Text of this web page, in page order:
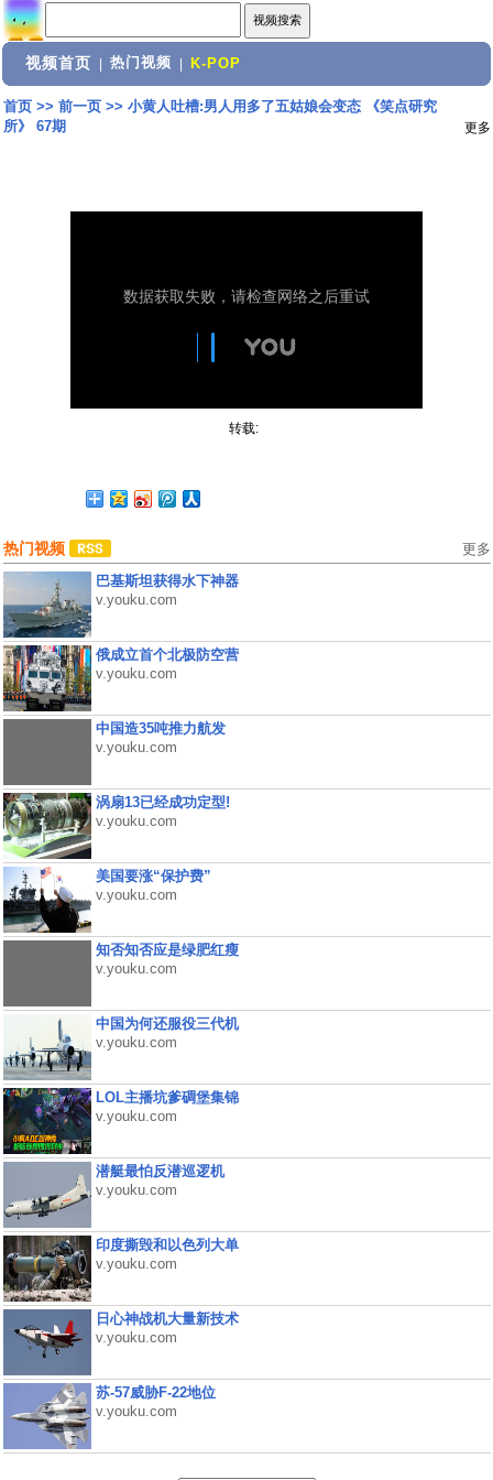
视频首页 热门视频 K-POP
首页>> 前一页>> 小黄人吐槽:男人用多了五姑娘会变态 《笑点研究
所》 67期
更多
转载:
热门视频 更多
巴基斯坦获得水下神器
v.youku.com
俄成立首个北极防空营
v.youku.com
中国造35吨推力航发
v.youku.com
涡扇13已经成功定型!
v.youku.com
美国要涨“保护费”
v.youku.com
知否知否应是绿肥红瘦
v.youku.com
中国为何还服役三代机
v.youku.com
LOL主播坑爹碉堡集锦
v.youku.com
潜艇最怕反潜巡逻机
v.youku.com
印度撕毁和以色列大单
v.youku.com
日心神战机大量新技术
v.youku.com
苏-57威胁F-22地位
v.youku.com